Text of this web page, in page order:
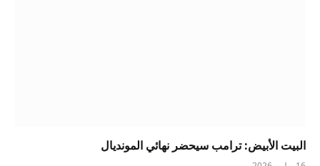
البيت الأبيض: ترامب سيحضر نهائي المونديال